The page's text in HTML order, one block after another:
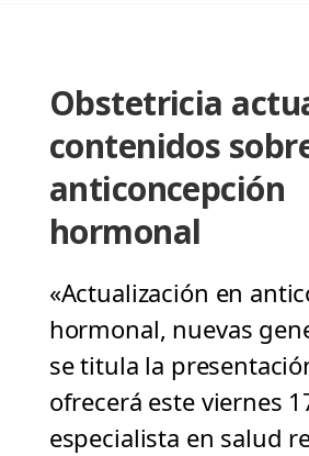
Obstetricia
contenidos
anticoncepción
hormonal
«Actualización en
hormonal, nuevas
se titula la
ofrecerá este viernes
especialista en salud